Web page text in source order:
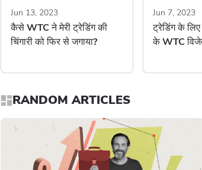
Jun 13, 2023
कैसे WTC ने मेरी ट्रेडिंग की
चिंगारी को फिर से जगाया?
Jun 7, 2023
ट्रेडिंग के
के WTC
RANDOM ARTICLES